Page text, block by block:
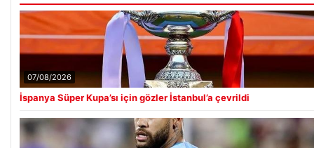
07/08/2026
İspanya Süper Kupa’sı için gözler İstanbul’a çevrildi